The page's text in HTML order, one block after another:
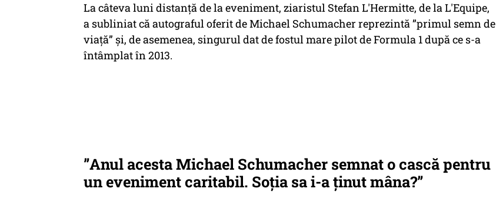
La câteva luni distanță de la eveniment, ziaristul Stefan L'Hermitte, de la L'Equipe,
a subliniat că autograful oferit de Michael Schumacher reprezintă ”primul semn de
viață” și, de asemenea, singurul dat de fostul mare pilot de Formula 1 după ce s-a
întâmplat în 2013.
”Anul acesta Michael Schumacher semnat o cască pentru
un eveniment caritabil. Soția sa i-a ținut mâna?”